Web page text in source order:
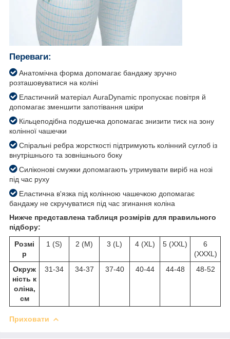
Переваги:
Анатомічна форма допомагає бандажу зручно
розташовуватися на коліні
Еластичний матеріал AuraDynamic пропускає повітря й
допомагає зменшити запотівання шкіри
Кільцеподібна подушечка допомагає знизити тиск на зону
колінної чашечки
Спіральні ребра жорсткості підтримують колінний суглоб із
внутрішнього та зовнішнього боку
Силіконові смужки допомагають утримувати виріб на нозі
під час руху
Еластична в'язка під колінною чашечкою допомагає
бандажу не скручуватися під час згинання коліна
Нижче представлена таблиця розмірів для правильного
підбору:
Розмі
р
1 (S) 2 (M) 3 (L) 4 (XL) 5 (XXL)
6
(XXXL)
Окруж
ність к
оліна,
см
31-34 34-37 37-40 40-44 44-48 48-52
Приховати